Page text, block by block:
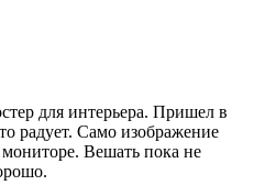
для интерьера. Пришел в
радует. Само изображение
мониторе. Вешать пока не